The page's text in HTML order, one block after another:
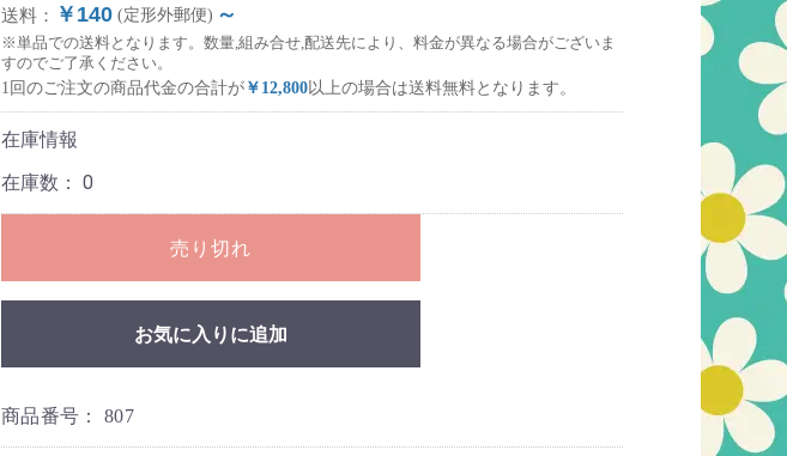
送料： ￥140 (定形外郵便) ～
※単品での送料となります。数量,組み合せ,配送先により、料金が異なる場合がございま
すのでご了承ください。
1回のご注文の商品代金の合計が ￥12,800以上の場合は送料無料となります。
在庫情報
在庫数： 0
売り切れ
お気に入りに追加
商品番号： 807